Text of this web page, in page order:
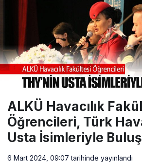
ALKÜ Havacılık
Öğrencileri, Türk
Usta İsimleriyle
6 Mart 2024, 09:07 tarihinde yayınlandı